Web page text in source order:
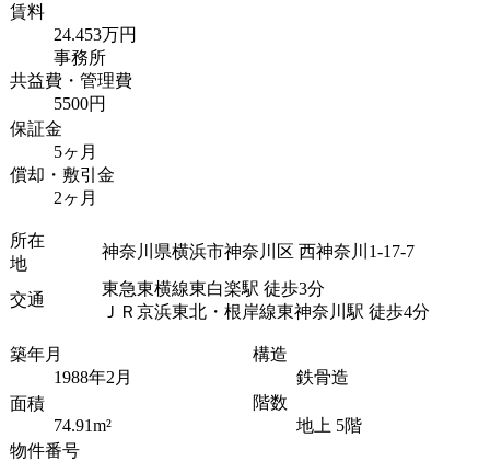
賃料
24.453万円
事務所
共益費・管理費
5500円
保証金
5ヶ月
償却・敷引金
2ヶ月
所在
地
神奈川県横浜市神奈川区 西神奈川1-17-7
交通
東急東横線東白楽駅 徒歩3分
ＪＲ京浜東北・根岸線東神奈川駅 徒歩4分
築年月
1988年2月
構造
鉄骨造
面積
74.91m²
階数
地上 5階
物件番号